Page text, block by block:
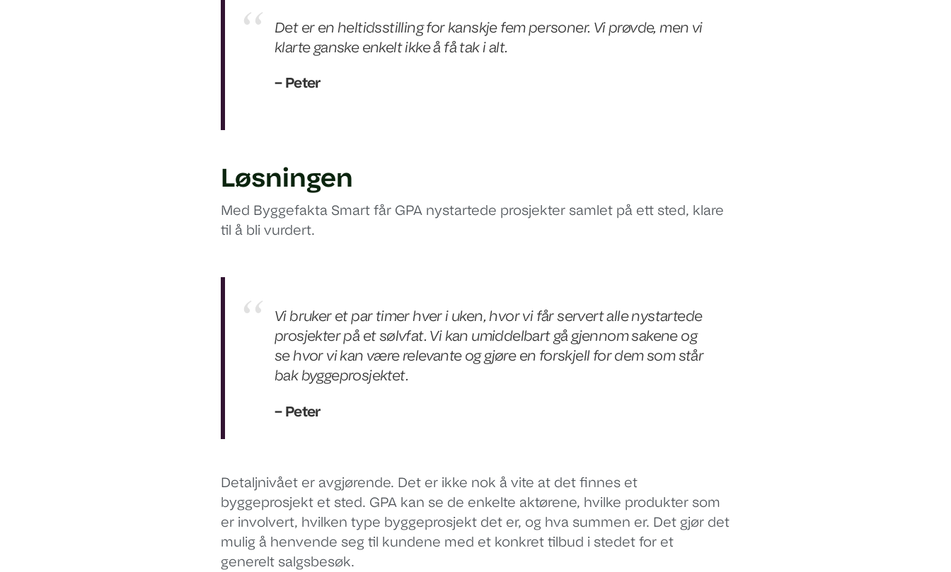
Det er en heltidsstilling for kanskje fem personer. Vi prøvde, men vi
klarte ganske enkelt ikke å få tak i alt.
– Peter
Løsningen
Med Byggefakta Smart får GPA nystartede prosjekter samlet på ett sted, klare
til å bli vurdert.
Vi bruker et par timer hver i uken, hvor vi får servert alle nystartede
prosjekter på et sølvfat. Vi kan umiddelbart gå gjennom sakene og
se hvor vi kan være relevante og gjøre en forskjell for dem som står
bak byggeprosjektet.
– Peter
Detaljnivået er avgjørende. Det er ikke nok å vite at det finnes et
byggeprosjekt et sted. GPA kan se de enkelte aktørene, hvilke produkter som
er involvert, hvilken type byggeprosjekt det er, og hva summen er. Det gjør det
mulig å henvende seg til kundene med et konkret tilbud i stedet for et
generelt salgsbesøk.